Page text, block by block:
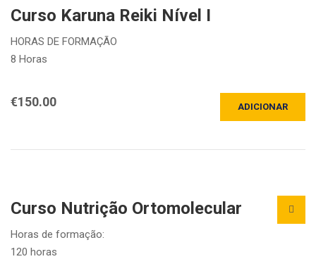
Curso Karuna Reiki Nível I
HORAS DE FORMAÇÃO
8 Horas
06 julho 2025
IPN Braga
€150.00 ADICIONAR
Curso Nutrição Ortomolecular
Horas de formação:
120 horas